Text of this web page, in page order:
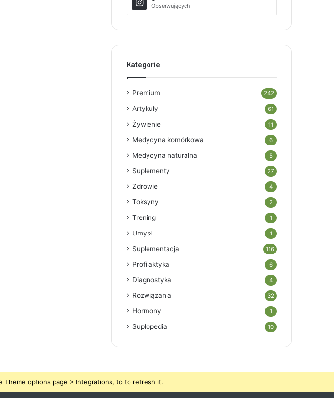
Obserwujących
Kategorie
Premium 242
Artykuły 61
Żywienie 11
Medycyna komórkowa 6
Medycyna naturalna 5
Suplementy 27
Zdrowie 4
Toksyny 2
Trening 1
Umysł 1
Suplementacja 116
Profilaktyka 6
Diagnostyka 4
Rozwiązania 32
Hormony 1
Suplopedia 10
Theme options page > Integrations, to to refresh it.